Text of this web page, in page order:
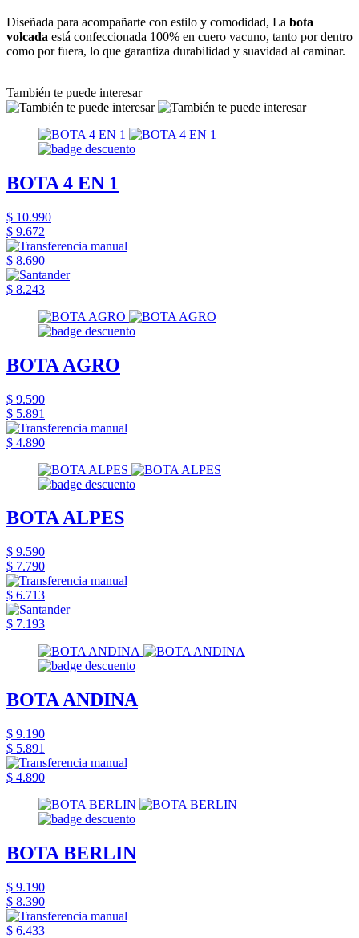
Diseñada para acompañarte con estilo y comodidad, La bota
volcada está confeccionada 100% en cuero vacuno, tanto por dentro
como por fuera, lo que garantiza durabilidad y suavidad al caminar.
También te puede interesar
BOTA 4 EN 1
$ 10.990
$ 9.672
$ 8.690
$ 8.243
BOTA AGRO
$ 9.590
$ 5.891
$ 4.890
BOTA ALPES
$ 9.590
$ 7.790
$ 6.713
$ 7.193
BOTA ANDINA
$ 9.190
$ 5.891
$ 4.890
BOTA BERLIN
$ 9.190
$ 8.390
$ 6.433